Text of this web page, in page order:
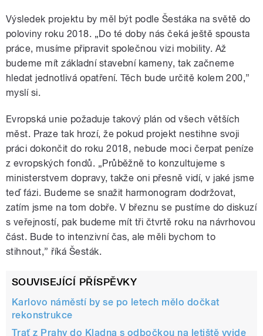
Výsledek projektu by měl být podle Šestáka na světě do
poloviny roku 2018. „Do té doby nás čeká ještě spousta
práce, musíme připravit společnou vizi mobility. Až
budeme mít základní stavební kameny, tak začneme
hledat jednotlivá opatření. Těch bude určitě kolem 200,”
myslí si.
Evropská unie požaduje takový plán od všech větších
měst. Praze tak hrozí, že pokud projekt nestihne svoji
práci dokončit do roku 2018, nebude moci čerpat peníze
z evropských fondů. „Průběžně to konzultujeme s
ministerstvem dopravy, takže oni přesně vidí, v jaké jsme
teď fázi. Budeme se snažit harmonogram dodržovat,
zatím jsme na tom dobře. V březnu se pustíme do diskuzí
s veřejností, pak budeme mít tři čtvrtě roku na návrhovou
část. Bude to intenzivní čas, ale měli bychom to
stihnout,” říká Šesták.
SOUVISEJÍCÍ PŘÍSPĚVKY
Karlovo náměstí by se po letech mělo dočkat
rekonstrukce
Trať z Prahy do Kladna s odbočkou na letiště vyjde